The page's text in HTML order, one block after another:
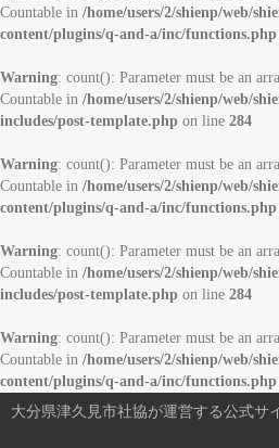
Countable in /home/users/2/shienp/web/
content/plugins/q-and-a/inc/functions.php
Warning: count(): Parameter must be an
Countable in /home/users/2/shienp/web/
includes/post-template.php on line 284
Warning: count(): Parameter must be an
Countable in /home/users/2/shienp/web/
content/plugins/q-and-a/inc/functions.php
Warning: count(): Parameter must be an
Countable in /home/users/2/shienp/web/
includes/post-template.php on line 284
Warning: count(): Parameter must be an
Countable in /home/users/2/shienp/web/
content/plugins/q-and-a/inc/functions.php
大分県津久見市社協が運営する公式サ